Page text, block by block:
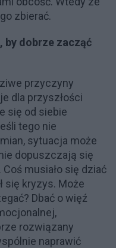
zbierać.
by dobrze zacząć
przyczyny
dla przyszłości
się od siebie
tego nie
sytuacja może
dopuszczają się
musiało się dziać
się kryzys. Może
Dbać o więź
rozwiązany
naprawić